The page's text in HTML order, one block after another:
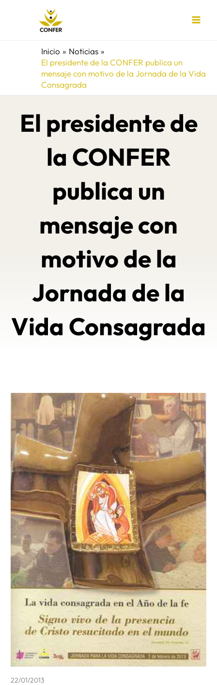
Inicio
Noticias
El presidente de la CONFER publica un
mensaje con motivo de la Jornada de la Vida
Consagrada
El presidente de
la CONFER
publica un
mensaje con
motivo de la
Jornada de la
Vida Consagrada
22/01/2013